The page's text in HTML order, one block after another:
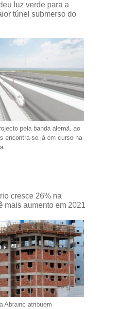
luz verde para a
túnel submerso do
pela banda alemã, ao
encontra-se já em curso na
cresce 26% na
mais aumento em 2021
Abrainc atribuem